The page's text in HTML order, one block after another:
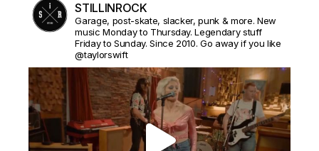
STILLINROCK
Garage, post-skate, slacker, punk & more. New
music Monday to Thursday. Legendary stuff
Friday to Sunday. Since 2010. Go away if you like
@taylorswift